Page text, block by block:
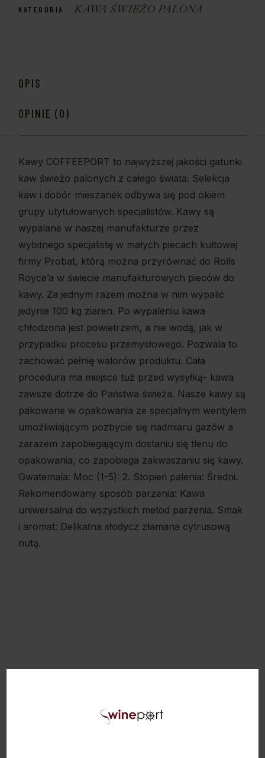
KATEGORIA KAWA ŚWIEŻO PALONA
OPIS
OPINIE (0)
Kawy COFFEEPORT to najwyższej jakości gatunki
kaw świeżo palonych z całego świata. Selekcja
kaw i dobór mieszanek odbywa się pod okiem
grupy utytułowanych specjalistów. Kawy są
wypalane w naszej manufakturze przez
wybitnego specjalistę w małych piecach kultowej
firmy Probat, którą można przyrównać do Rolls
Royce’a w świecie manufakturowych pieców do
kawy. Za jednym razem można w nim wypalić
jedynie 100 kg ziaren. Po wypaleniu kawa
chłodzona jest powietrzem, a nie wodą, jak w
przypadku procesu przemysłowego. Pozwala to
zachować pełnię walorów produktu. Cała
procedura ma miejsce tuż przed wysyłką- kawa
zawsze dotrze do Państwa świeża. Nasze kawy są
pakowane w opakowania ze specjalnym wentylem
umożliwiającym pozbycie się nadmiaru gazów a
zarazem zapobiegającym dostaniu się tlenu do
opakowania, co zapobiega zakwaszaniu się kawy.
Gwatemala: Moc (1-5): 2. Stopień palenia: Średni.
Rekomendowany sposób parzenia: Kawa
uniwersalna do wszystkich metod parzenia. Smak
i aromat: Delikatna słodycz złamana cytrusową
nutą.